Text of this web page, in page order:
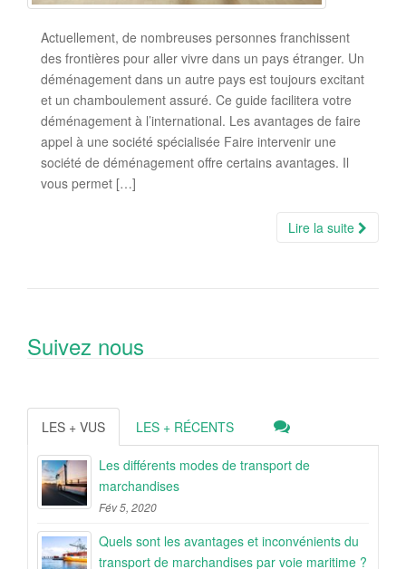
Actuellement, de nombreuses personnes franchissent
des frontières pour aller vivre dans un pays étranger. Un
déménagement dans un autre pays est toujours excitant
et un chamboulement assuré. Ce guide facilitera votre
déménagement à l’international. Les avantages de faire
appel à une société spécialisée Faire intervenir une
société de déménagement offre certains avantages. Il
vous permet […]
Lire la suite
Suivez nous
LES + VUS LES + RÉCENTS
Les différents modes de transport de
marchandises
Fév 5, 2020
Quels sont les avantages et inconvénients du
transport de marchandises par voie maritime ?